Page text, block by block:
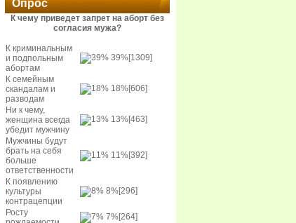
Опрос
К чему приведет запрет на аборт без
согласия мужа?
К криминальным
и подпольным
абортам
39%[1309]
К семейным
скандалам и
разводам
18%[606]
Ни к чему,
женщина всегда
убедит мужчину
13%[463]
Мужчины будут
брать на себя
больше
ответственности
11%[392]
К появлению
культуры
контрацепции
8%[296]
Росту
7%[264]